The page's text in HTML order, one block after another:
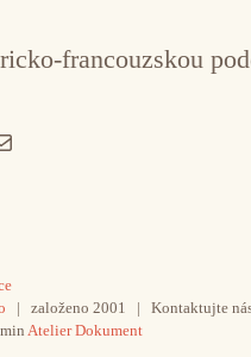
francouzskou
| založeno 2001 | Kontaktujte
Atelier Dokument